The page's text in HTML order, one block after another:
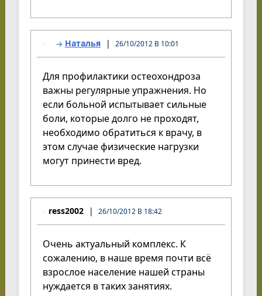
Наталья 26/10/2012 В 10:01
Для профилактики остеохондроза
важны регулярные упражнения. Но
если больной испытывает сильные
боли, которые долго не проходят,
необходимо обратиться к врачу, в
этом случае физические нагрузки
могут принести вред.
ress2002 26/10/2012 В 18:42
Очень актуальный комплекс. К
сожалению, в наше время почти всё
взрослое население нашей страны
нуждается в таких занятиях.